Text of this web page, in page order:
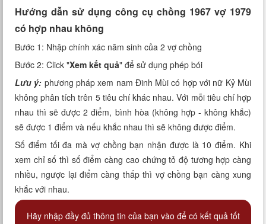
Tướng số
Cung hoàng đạo
Hướng dẫn sử dụng công cụ chồng 1967 vợ 1979
có hợp nhau không
Bước 1: Nhập chính xác năm sinh của 2 vợ chồng
Bước 2: Click "Xem kết quả" để sử dụng phép bói
Lưu ý: phương pháp xem nam Đinh Mùi có hợp với nữ Kỷ Mùi
không phân tích trên 5 tiêu chí khác nhau. Với mỗi tiêu chí hợp
nhau thì sẽ được 2 điểm, bình hòa (không hợp - không khắc)
sẽ được 1 điểm và nếu khắc nhau thì sẽ không được điểm.
Số điểm tối đa mà vợ chồng bạn nhận được là 10 điểm. Khi
xem chỉ số thì số điểm càng cao chứng tỏ độ tương hợp càng
nhiều, ngược lại điểm càng thấp thì vợ chồng bạn càng xung
khắc với nhau.
Hãy nhập đầy đủ thông tin của bạn vào để có kết quả tốt